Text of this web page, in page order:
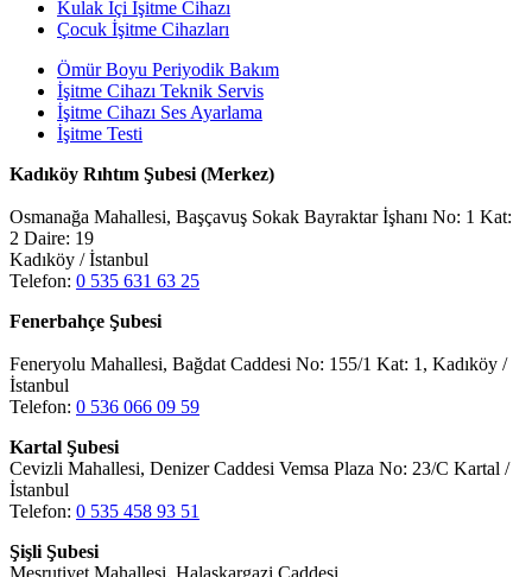
Kulak İçi İşitme Cihazı
Çocuk İşitme Cihazları
Ömür Boyu Periyodik Bakım
İşitme Cihazı Teknik Servis
İşitme Cihazı Ses Ayarlama
İşitme Testi
Kadıköy Rıhtım Şubesi (Merkez)
Osmanağa Mahallesi, Başçavuş Sokak Bayraktar İşhanı No: 1 Kat:
2 Daire: 19
Kadıköy / İstanbul
Telefon: 0 535 631 63 25
Fenerbahçe Şubesi
Feneryolu Mahallesi, Bağdat Caddesi No: 155/1 Kat: 1, Kadıköy /
İstanbul
Telefon: 0 536 066 09 59
Kartal Şubesi
Cevizli Mahallesi, Denizer Caddesi Vemsa Plaza No: 23/C Kartal /
İstanbul
Telefon: 0 535 458 93 51
Şişli Şubesi
Meşrutiyet Mahallesi, Halaskargazi Caddesi